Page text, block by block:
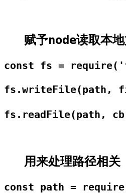
赋予node读取本
const fs =
fs.writeFile(path,
fs.readFile(path,
用来处理路径相关
const path =